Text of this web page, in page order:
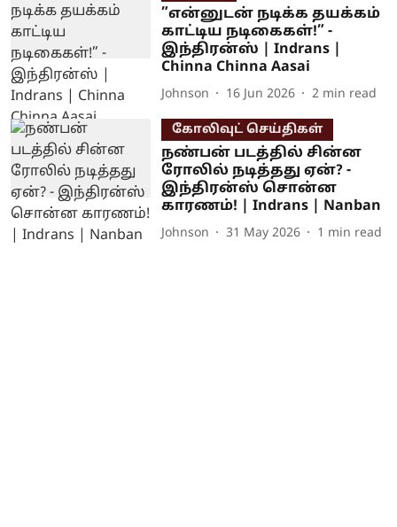
”என்னுடன் நடிக்க தயக்கம்
காட்டிய நடிகைகள்!” -
இந்திரன்ஸ் | Indrans |
Chinna Chinna Aasai
Johnson 16 Jun 2026 2 min read
கோலிவுட் செய்திகள்
நண்பன் படத்தில் சின்ன
ரோலில் நடித்தது ஏன்? -
இந்திரன்ஸ் சொன்ன
காரணம்! | Indrans | Nanban
Johnson 31 May 2026 1 min read